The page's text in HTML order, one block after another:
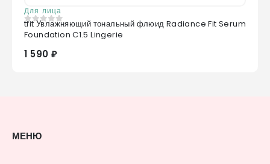
Для лица
0 из 5
tfit Увлажняющий тональный флюид Radiance Fit Serum
Foundation C1.5 Lingerie
1 590 ₽
МЕНЮ